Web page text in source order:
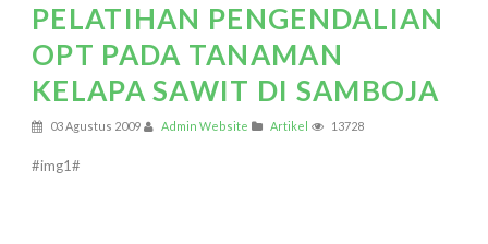
PELATIHAN PENGENDALIAN
OPT PADA TANAMAN
KELAPA SAWIT DI SAMBOJA
03 Agustus 2009 Admin Website Artikel 13728
#img1#